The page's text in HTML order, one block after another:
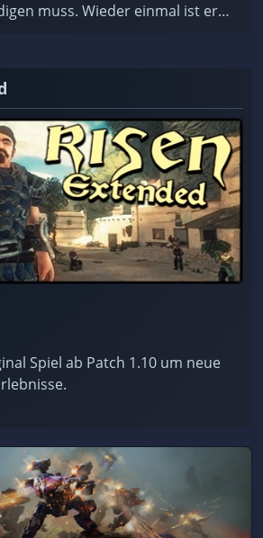
muss. Wieder einmal ist er
Spiel ab Patch 1.10 um neue